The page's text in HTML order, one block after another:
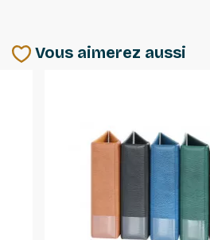
Vous aimerez aussi